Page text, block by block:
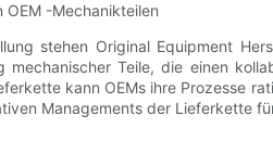
-Mechanikteilen
stehen Original Equipment
Teile, die einen
kann OEMs ihre Prozesse
Managements der Lieferkette